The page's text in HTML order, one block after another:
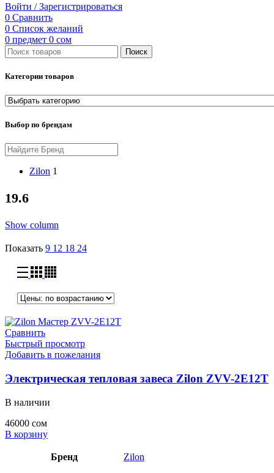
Войти / Зарегистрироваться
0 Сравнить
0 Список желаний
0 предмет 0 сом
Поиск
Категории товаров
Выбор по брендам
Zilon 1
19.6
Show column
Показать 9 12 18 24
Сравнить
Быстрый просмотр
Добавить в пожелания
Электрическая тепловая завеса Zilon ZVV-2E12T
В наличии
46000 сом
В корзину
Бренд Zilon